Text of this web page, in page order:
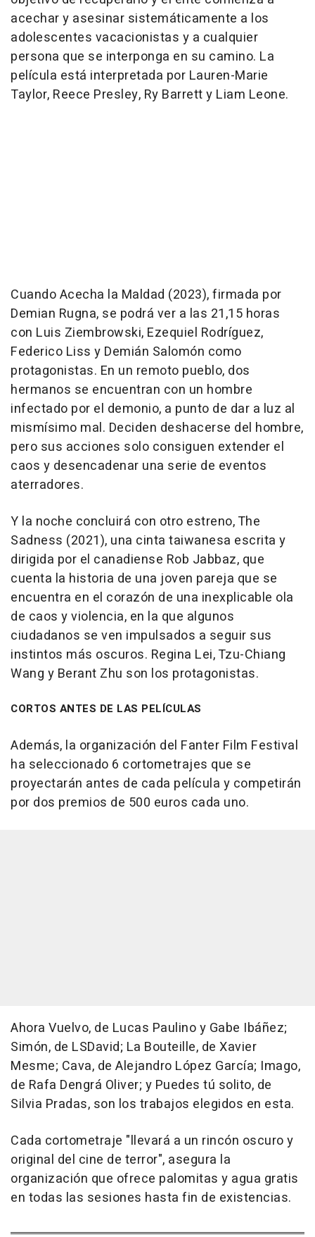
acechar y asesinar sistemáticamente a los
adolescentes vacacionistas y a cualquier
persona que se interponga en su camino. La
película está interpretada por Lauren-Marie
Taylor, Reece Presley, Ry Barrett y Liam Leone.
Cuando Acecha la Maldad (2023), firmada por
Demian Rugna, se podrá ver a las 21,15 horas
con Luis Ziembrowski, Ezequiel Rodríguez,
Federico Liss y Demián Salomón como
protagonistas. En un remoto pueblo, dos
hermanos se encuentran con un hombre
infectado por el demonio, a punto de dar a luz al
mismísimo mal. Deciden deshacerse del hombre,
pero sus acciones solo consiguen extender el
caos y desencadenar una serie de eventos
aterradores.
Y la noche concluirá con otro estreno, The
Sadness (2021), una cinta taiwanesa escrita y
dirigida por el canadiense Rob Jabbaz, que
cuenta la historia de una joven pareja que se
encuentra en el corazón de una inexplicable ola
de caos y violencia, en la que algunos
ciudadanos se ven impulsados a seguir sus
instintos más oscuros. Regina Lei, Tzu-Chiang
Wang y Berant Zhu son los protagonistas.
CORTOS ANTES DE LAS PELÍCULAS
Además, la organización del Fanter Film Festival
ha seleccionado 6 cortometrajes que se
proyectarán antes de cada película y competirán
por dos premios de 500 euros cada uno.
Ahora Vuelvo, de Lucas Paulino y Gabe Ibáñez;
Simón, de LSDavid; La Bouteille, de Xavier
Mesme; Cava, de Alejandro López García; Imago,
de Rafa Dengrá Oliver; y Puedes tú solito, de
Silvia Pradas, son los trabajos elegidos en esta.
Cada cortometraje "llevará a un rincón oscuro y
original del cine de terror", asegura la
organización que ofrece palomitas y agua gratis
en todas las sesiones hasta fin de existencias.